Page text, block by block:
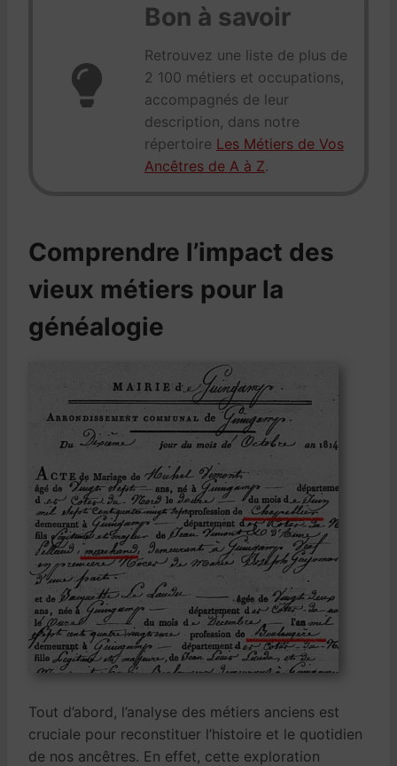
Bon à savoir
Retrouvez une liste de plus de
2 100 métiers et occupations,
accompagnés de leur
description, dans notre
répertoire Les Métiers de Vos
Ancêtres de A à Z.
Comprendre l’impact des
vieux métiers pour la
généalogie
Tout d’abord, l’analyse des métiers anciens est
cruciale pour reconstituer l’histoire et le quotidien
de nos ancêtres. En effet, cette exploration